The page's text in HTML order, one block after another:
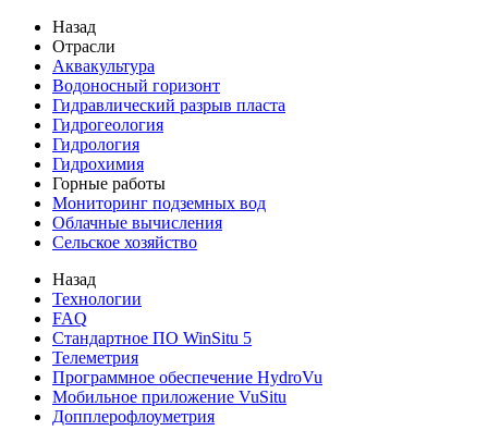
Назад
Отрасли
Аквакультура
Водоносный горизонт
Гидравлический разрыв пласта
Гидрогеология
Гидрология
Гидрохимия
Горные работы
Мониторинг подземных вод
Облачные вычисления
Сельское хозяйство
Назад
Технологии
FAQ
Стандартное ПО WinSitu 5
Телеметрия
Программное обеспечение HydroVu
Мобильное приложение VuSitu
Допплерофлоуметрия